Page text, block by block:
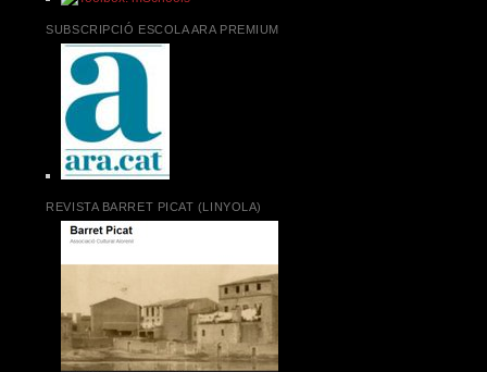
SUBSCRIPCIÓ ESCOLA ARA PREMIUM
REVISTA BARRET PICAT (LINYOLA)